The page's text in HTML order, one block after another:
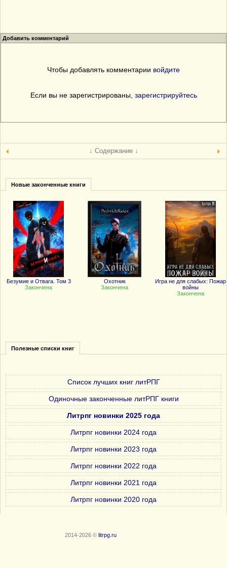
Добавить комментарий
Чтобы добавлять комментарии войдите
Если вы не зарегистрированы, зарегистрируйтесь
↓ Содержание ↓
Новые законченные книги
Безумие и Отвага. Том 3
Закончена
Охотник
Закончена
Игра не для слабых: Пожар
войны
Закончена
Полезные списки книг
Список лучших книг литРПГ
Одиночные законченные литРПГ книги
Литрпг новинки 2025 года
Литрпг новинки 2024 года
Литрпг новинки 2023 года
Литрпг новинки 2022 года
Литрпг новинки 2021 года
Литрпг новинки 2020 года
2014-2026 © litrpg.ru